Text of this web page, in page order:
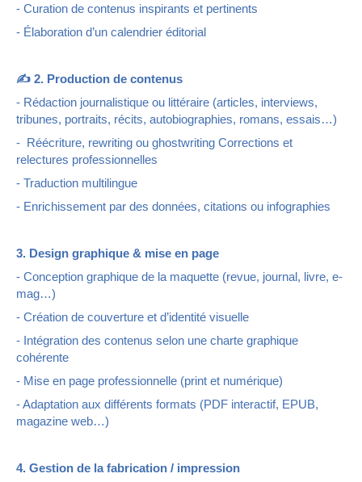
- Curation de contenus inspirants et pertinents
- Élaboration d’un calendrier éditorial
✍️ 2. Production de contenus
- Rédaction journalistique ou littéraire (articles, interviews,
tribunes, portraits, récits, autobiographies, romans, essais…)
- Réécriture, rewriting ou ghostwriting Corrections et
relectures professionnelles
- Traduction multilingue
- Enrichissement par des données, citations ou infographies
3. Design graphique & mise en page
- Conception graphique de la maquette (revue, journal, livre, e-
mag…)
- Création de couverture et d’identité visuelle
- Intégration des contenus selon une charte graphique
cohérente
- Mise en page professionnelle (print et numérique)
- Adaptation aux différents formats (PDF interactif, EPUB,
magazine web…)
4. Gestion de la fabrication / impression